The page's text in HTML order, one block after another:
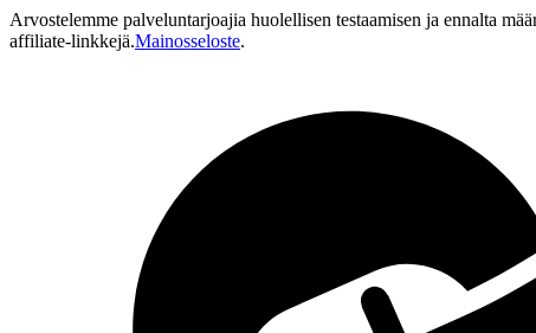
Arvostelemme palveluntarjoajia huolellisen testaamisen ja ennalta
affiliate-linkkejä.Mainosseloste.